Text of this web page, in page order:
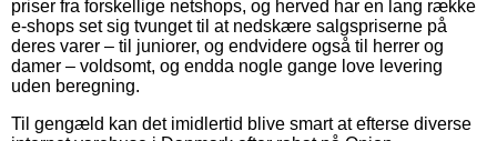
priser fra forskellige netshops, og herved har en lang række
e-shops set sig tvunget til at nedskære salgspriserne på
deres varer – til juniorer, og endvidere også til herrer og
damer – voldsomt, og endda nogle gange love levering
uden beregning.
Til gengæld kan det imidlertid blive smart at efterse diverse